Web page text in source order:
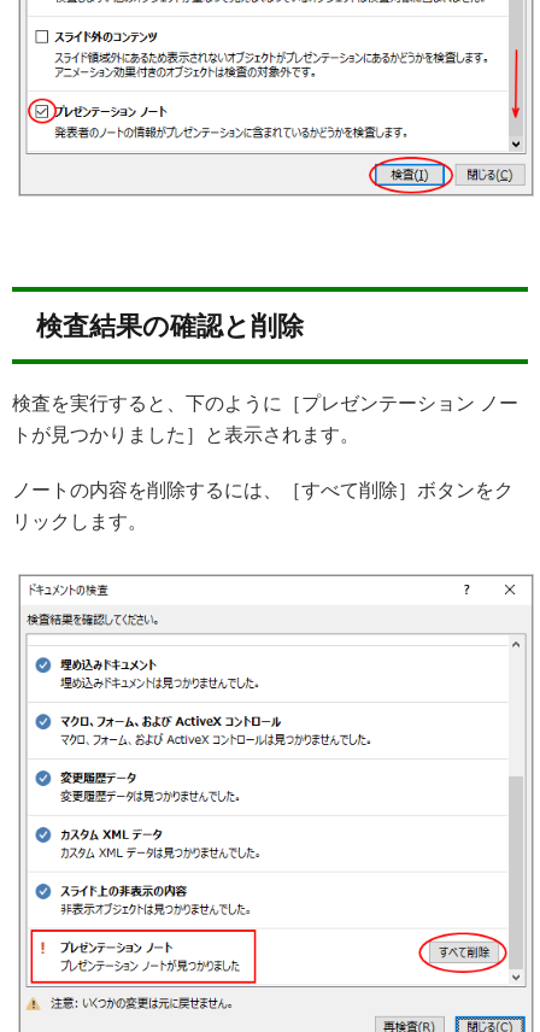
検査結果の確認と削除
検査を実行すると、下のように［プレゼンテーション ノー
トが見つかりました］と表示されます。
ノートの内容を削除するには、［すべて削除］ボタンをク
リックします。